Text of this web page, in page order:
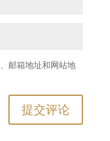
邮箱地址和网站地